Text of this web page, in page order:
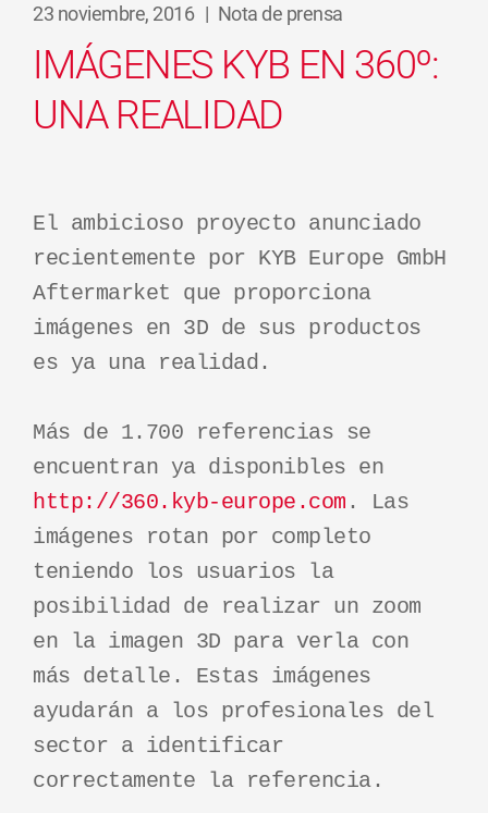
23 noviembre, 2016 | Nota de prensa
IMÁGENES KYB EN 360º:
UNA REALIDAD
El ambicioso proyecto anunciado
recientemente por KYB Europe GmbH
Aftermarket que proporciona
imágenes en 3D de sus productos
es ya una realidad.
Más de 1.700 referencias se
encuentran ya disponibles en
http://360.kyb-europe.com . Las
imágenes rotan por completo
teniendo los usuarios la
posibilidad de realizar un zoom
en la imagen 3D para verla con
más detalle. Estas imágenes
ayudarán a los profesionales del
sector a identificar
correctamente la referencia.